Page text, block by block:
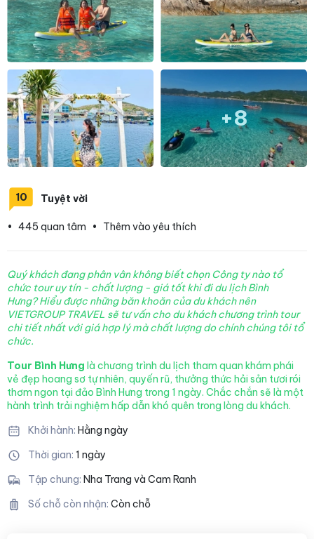
+8
10 Tuyệt vời
• 445 quan tâm • Thêm vào yêu thích
Quý khách đang phân vân không biết chọn Công ty nào tổ
chức tour uy tín - chất lượng - giá tốt khi đi du lịch Bình
Hưng? Hiểu được những băn khoăn của du khách nên
VIETGROUP TRAVEL sẽ tư vấn cho du khách chương trình tour
chi tiết nhất với giá hợp lý mà chất lượng do chính chúng tôi tổ
chức.
Tour Bình Hưng là chương trình du lịch tham quan khám phái
vẻ đẹp hoang sơ tự nhiên, quyến rũ, thưởng thức hải sản tươi rói
thơm ngon tại đảo Bình Hưng trong 1 ngày. Chắc chắn sẽ là một
hành trình trải nghiệm hấp dẫn khó quên trong lòng du khách.
Khởi hành: Hằng ngày
Thời gian: 1 ngày
Tập chung: Nha Trang và Cam Ranh
Số chỗ còn nhận: Còn chỗ